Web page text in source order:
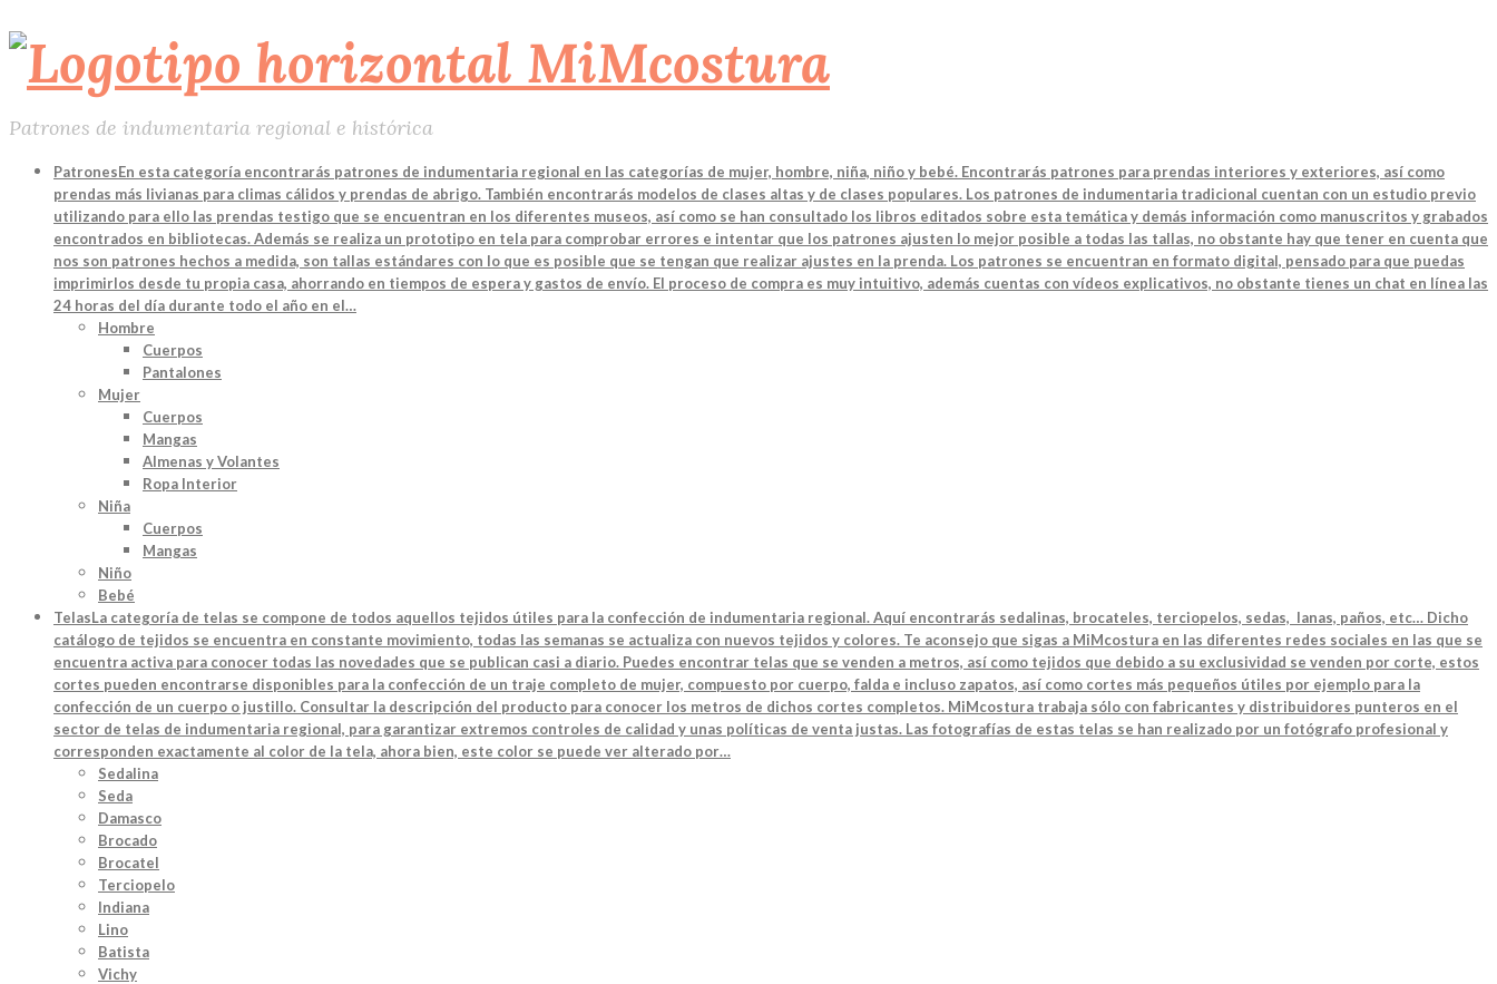
Patrones de indumentaria regional e histórica
PatronesEn esta categoría encontrarás patrones de indumentaria regional en las categorías de mujer, hombre, niña, niño y bebé. Encontrarás patrones para prendas interiores y exteriores, así como
prendas más livianas para climas cálidos y prendas de abrigo. También encontrarás modelos de clases altas y de clases populares. Los patrones de indumentaria tradicional cuentan con un estudio previo
utilizando para ello las prendas testigo que se encuentran en los diferentes museos, así como se han consultado los libros editados sobre esta temática y demás información como manuscritos y grabados
encontrados en bibliotecas. Además se realiza un prototipo en tela para comprobar errores e intentar que los patrones ajusten lo mejor posible a todas las tallas, no obstante hay que tener en cuenta que
nos son patrones hechos a medida, son tallas estándares con lo que es posible que se tengan que realizar ajustes en la prenda. Los patrones se encuentran en formato digital, pensado para que puedas
imprimirlos desde tu propia casa, ahorrando en tiempos de espera y gastos de envío. El proceso de compra es muy intuitivo, además cuentas con vídeos explicativos, no obstante tienes un chat en línea las
24 horas del día durante todo el año en el…
Hombre
Cuerpos
Pantalones
Mujer
Cuerpos
Mangas
Almenas y Volantes
Ropa Interior
Niña
Cuerpos
Mangas
Niño
Bebé
TelasLa categoría de telas se compone de todos aquellos tejidos útiles para la confección de indumentaria regional. Aquí encontrarás sedalinas, brocateles, terciopelos, sedas, lanas, paños, etc… Dicho
catálogo de tejidos se encuentra en constante movimiento, todas las semanas se actualiza con nuevos tejidos y colores. Te aconsejo que sigas a MiMcostura en las diferentes redes sociales en las que se
encuentra activa para conocer todas las novedades que se publican casi a diario. Puedes encontrar telas que se venden a metros, así como tejidos que debido a su exclusividad se venden por corte, estos
cortes pueden encontrarse disponibles para la confección de un traje completo de mujer, compuesto por cuerpo, falda e incluso zapatos, así como cortes más pequeños útiles por ejemplo para la
confección de un cuerpo o justillo. Consultar la descripción del producto para conocer los metros de dichos cortes completos. MiMcostura trabaja sólo con fabricantes y distribuidores punteros en el
sector de telas de indumentaria regional, para garantizar extremos controles de calidad y unas políticas de venta justas. Las fotografías de estas telas se han realizado por un fotógrafo profesional y
corresponden exactamente al color de la tela, ahora bien, este color se puede ver alterado por…
Sedalina
Seda
Damasco
Brocado
Brocatel
Terciopelo
Indiana
Lino
Batista
Vichy